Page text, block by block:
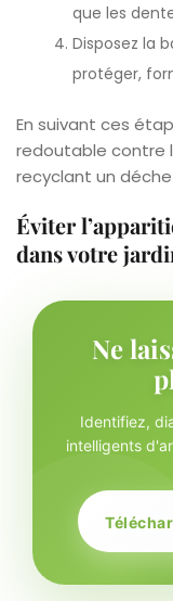
que les
Disposez la
protéger,
En suivant ces
redoutable contre
recyclant un
Éviter
dans votre
Ne
Identifiez,
intelligents